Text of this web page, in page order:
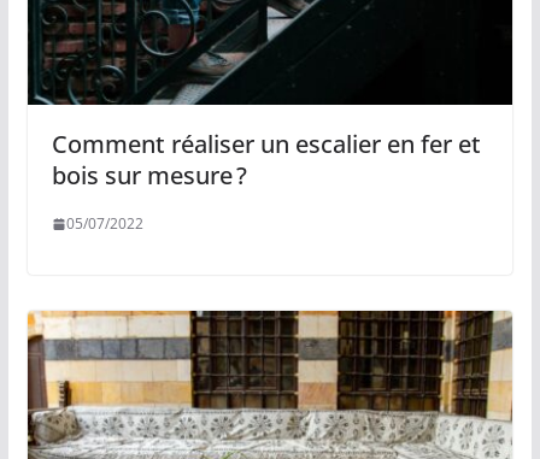
Comment réaliser un escalier en fer et
bois sur mesure ?
05/07/2022